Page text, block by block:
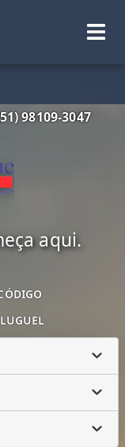
98109-3047
aqui.